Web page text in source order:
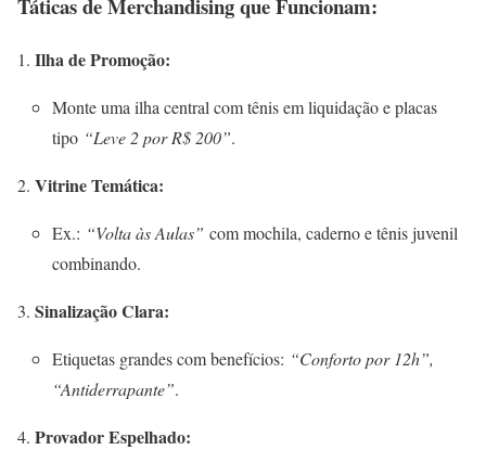
Táticas de Merchandising que Funcionam:
Ilha de Promoção:
Monte uma ilha central com tênis em liquidação e placas
tipo “Leve 2 por R$ 200”.
Vitrine Temática:
Ex.: “Volta às Aulas” com mochila, caderno e tênis juvenil
combinando.
Sinalização Clara:
Etiquetas grandes com benefícios: “Conforto por 12h”,
“Antiderrapante”.
Provador Espelhado: